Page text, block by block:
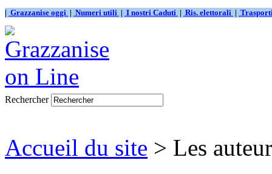
| Grazzanise oggi | Numeri utili | I nostri Caduti | Ris. elettorali |
Rechercher
Accueil du site > Les